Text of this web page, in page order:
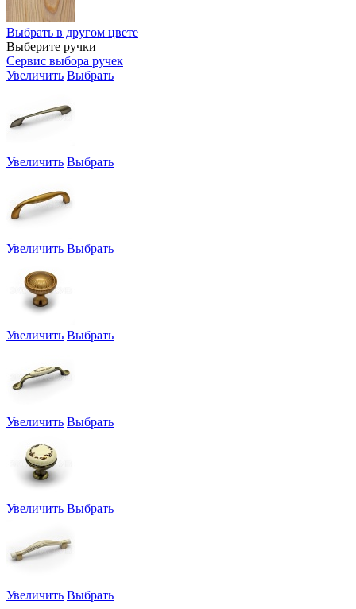
Выбрать в другом цвете
Выберите ручки
Сервис выбора ручек
Увеличить Выбрать
Увеличить Выбрать
Увеличить Выбрать
Увеличить Выбрать
Увеличить Выбрать
Увеличить Выбрать
Увеличить Выбрать